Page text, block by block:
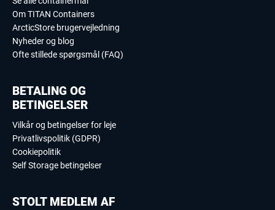
Om TITAN Containers
ArcticStore brugervejledning
Nyheder og blog
Ofte stillede spørgsmål (FAQ)
BETALING OG
BETINGELSER
Vilkår og betingelser for leje
Privatlivspolitik (GDPR)
Cookiepolitik
Self Storage betingelser
STOLT MEDLEM AF